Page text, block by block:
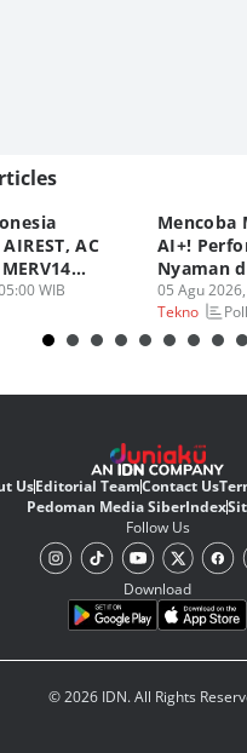
AC
WIB
Mencoba
AI+!
Nyaman
05 Agu
Tekno
UsEditorial TeamContact Us
Pedoman Media SiberIndex
Follow Us
Download
© 2026 IDN. All Rights